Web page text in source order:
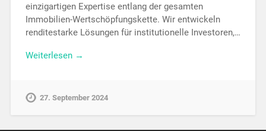
einzigartigen Expertise entlang der gesamten
Immobilien-Wertschöpfungskette. Wir entwickeln
renditestarke Lösungen für institutionelle Investoren,…
Weiterlesen →
27. September 2024